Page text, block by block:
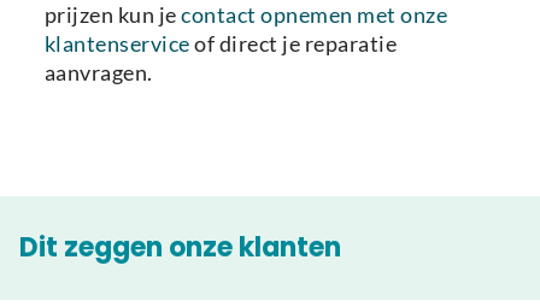
prijzen kun jecontact opnemen met onze
klantenserviceof direct je reparatie
aanvragen.
Dit zeggen onze klanten